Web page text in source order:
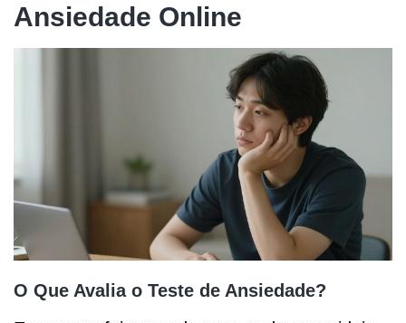
Ansiedade Online
O Que Avalia o Teste de Ansiedade?